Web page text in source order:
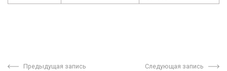
Предыдущая запись Следующая запись